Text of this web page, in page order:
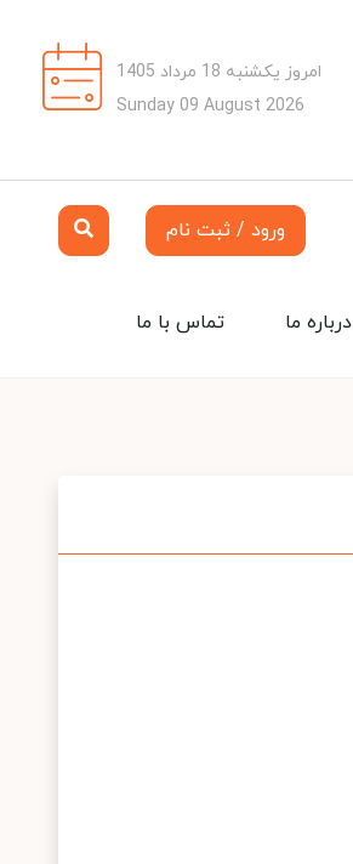
امروز یکشنبه 18 مرداد 1405
Sunday 09 August 2026
ورود / ثبت نام
تماس با ما درباره ما